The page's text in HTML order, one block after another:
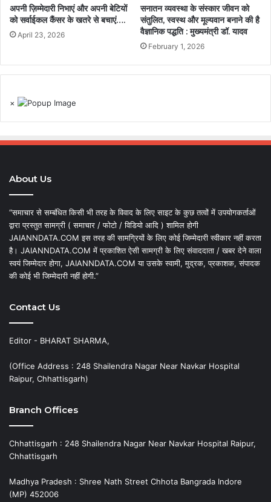
अपनी ज़िम्मेदारी निभाएं और अपनी बेटियों
को सर्वाईकल कैंसर के खतरे से बचाएं….
April 23, 2026
सनातन व्यवस्था के संस्कार जीवन को
संतुलित, स्वस्थ और मूल्यवान बनाने की है
वैज्ञानिक पद्धति : मुख्यमंत्री डॉ. यादव
February 1, 2026
×
About Us
“समाचार से सम्बंधित किसी भी तरह के विवाद के लिए साइट के कुछ तत्वों में उपयोगकर्ताओं
द्वारा प्रस्तुत सामग्री ( समाचार / फोटो / विडियो आदि ) शामिल होगी
JAIANNDATA.COM इस तरह की सामग्रियों के लिए कोई जिम्मेदारी स्वीकार नहीं करता
है। JAIANNDATA.COM में प्रकाशित ऐसी सामग्री के लिए संवाददाता / खबर देने वाला
स्वयं जिम्मेदार होगा, JAIANNDATA.COM या उसके स्वामी, मुद्रक, प्रकाशक, संपादक
की कोई भी जिम्मेदारी नहीं होगी.”
Contact Us
Editor - BHARAT SHARMA,
(Office Address : 248 Shailendra Nagar Near Navkar Hospital
Raipur, Chhattisgarh)
Branch Offices
Chhattisgarh : 248 Shailendra Nagar Near Navkar Hospital Raipur,
Chhattisgarh
Madhya Pradesh : Shree Nath Street Chhota Bangrada Indore
(MP) 452006